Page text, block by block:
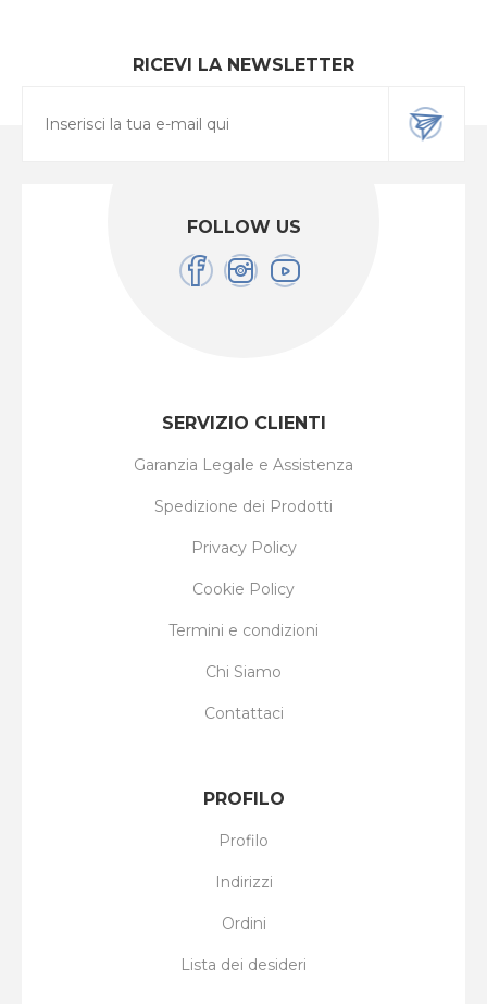
RICEVI LA NEWSLETTER
FOLLOW US
SERVIZIO CLIENTI
Garanzia Legale e Assistenza
Spedizione dei Prodotti
Privacy Policy
Cookie Policy
Termini e condizioni
Chi Siamo
Contattaci
PROFILO
Profilo
Indirizzi
Ordini
Lista dei desideri